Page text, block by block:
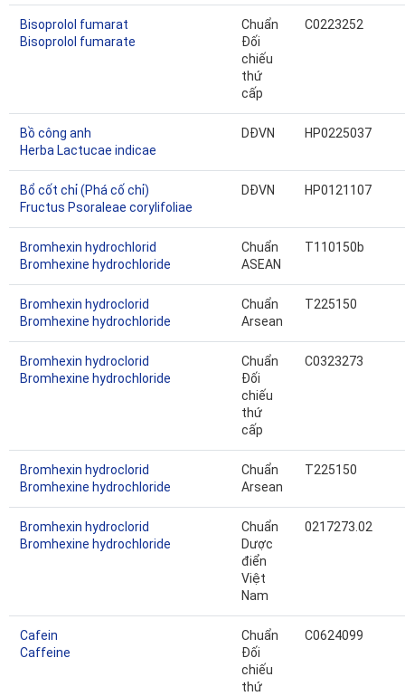
Bisoprolol fumarat
Bisoprolol fumarate
Chuẩn
Đối
chiếu
thứ
cấp
C0223252
Bồ công anh
Herba Lactucae indicae
DĐVN HP0225037
Bổ cốt chỉ (Phá cố chỉ)
Fructus Psoraleae corylifoliae
DĐVN HP0121107
Bromhexin hydrochlorid
Bromhexine hydrochloride
Chuẩn
ASEAN
T110150b
Bromhexin hydroclorid
Bromhexine hydrochloride
Chuẩn
Arsean
T225150
Bromhexin hydroclorid
Bromhexine hydrochloride
Chuẩn
Đối
chiếu
thứ
cấp
C0323273
Bromhexin hydroclorid
Bromhexine hydrochloride
Chuẩn
Arsean
T225150
Bromhexin hydroclorid
Bromhexine hydrochloride
Chuẩn
Dược
điển
Việt
Nam
0217273.02
Cafein
Caffeine
Chuẩn
Đối
chiếu
thứ
C0624099